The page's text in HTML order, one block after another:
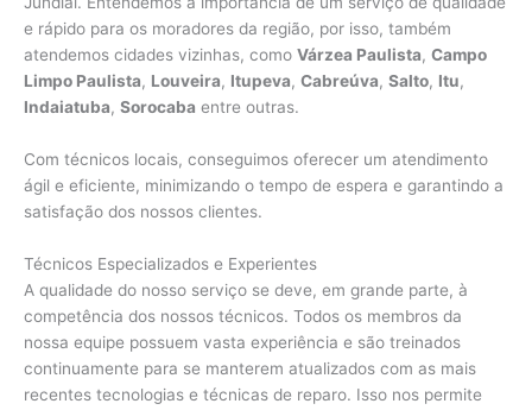
e rápido para os moradores da região, por isso, também
atendemos cidades vizinhas, como Várzea Paulista, Campo
Limpo Paulista, Louveira, Itupeva, Cabreúva, Salto, Itu,
Indaiatuba, Sorocaba entre outras.
Com técnicos locais, conseguimos oferecer um atendimento
ágil e eficiente, minimizando o tempo de espera e garantindo a
satisfação dos nossos clientes.
Técnicos Especializados e Experientes
A qualidade do nosso serviço se deve, em grande parte, à
competência dos nossos técnicos. Todos os membros da
nossa equipe possuem vasta experiência e são treinados
continuamente para se manterem atualizados com as mais
recentes tecnologias e técnicas de reparo. Isso nos permite